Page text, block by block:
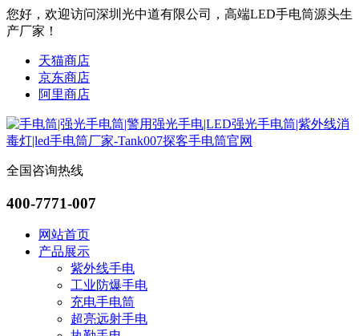
您好，欢迎访问深圳光中道有限公司，高端LED手电筒源头生
产厂家！
天猫商店
京东商店
阿里商店
全国咨询热线
400-7771-007
网站首页
产品展示
紫外线手电
工业防爆手电
充电手电筒
超亮远射手电